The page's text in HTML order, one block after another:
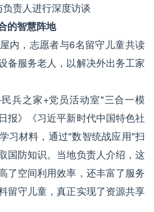
责人进行深度访谈
的智慧阵地
内，志愿者与6名留守儿童共读
备服务老人，以解决外出务工家
兵之家+党员活动室"三合一模
报》《习近平新时代中国特色社
习材料，通过"数智统战应用"扫
国防知识。当地负责人介绍，这
了空间利用效率，还丰富了服务
留守儿童，真正实现了资源共享